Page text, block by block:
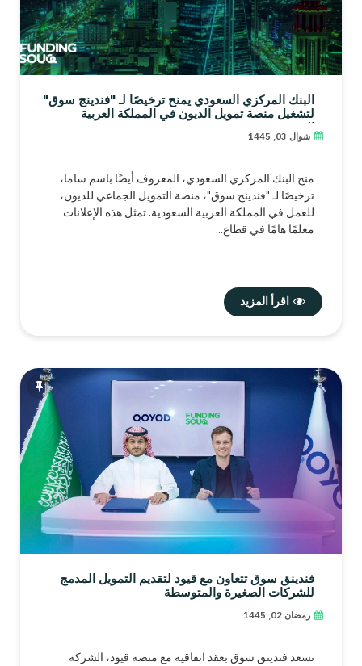
البنك المركزي السعودي يمنح ترخيصًا لـ "فندينج سوق"
لتشغيل منصة تمويل الديون في المملكة العربية
شوال 03, 1445
منح البنك المركزي السعودي، المعروف أيضًا باسم ساما،
ترخيصًا لـ "فندينج سوق"، منصة التمويل الجماعي للديون،
للعمل في المملكة العربية السعودية. تمثل هذه الإعلانات
معلمًا هامًا في قطاع...
اقرأ المزيد
فندينق سوق تتعاون مع قيود لتقديم التمويل المدمج
للشركات الصغيرة والمتوسطة
رمضان 02, 1445
تسعد فندينق سوق بعقد اتفاقية مع منصة قيود، الشركة